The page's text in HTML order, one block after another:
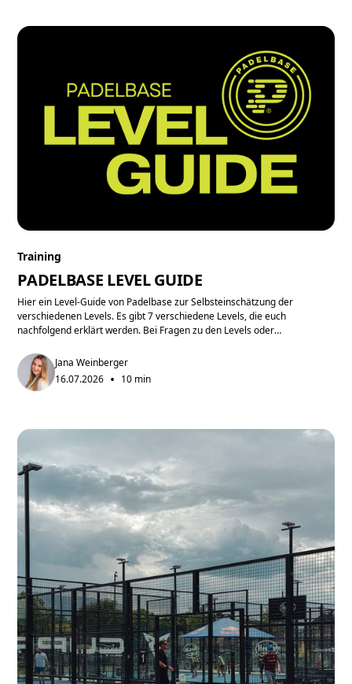
Training
PADELBASE LEVEL GUIDE
Hier ein Level-Guide von Padelbase zur Selbsteinschätzung der
verschiedenen Levels. Es gibt 7 verschiedene Levels, die euch
nachfolgend erklärt werden. Bei Fragen zu den Levels oder
Jana Weinberger
16.07.2026 • 10 min